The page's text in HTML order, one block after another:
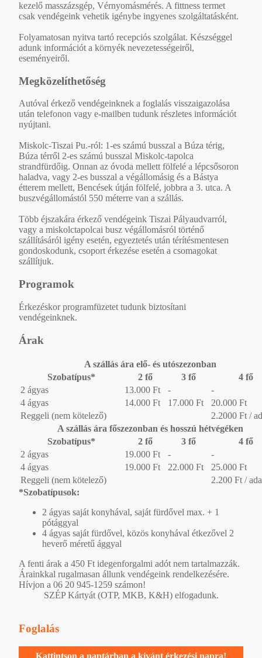
kezelő masszázsgép, Vérnyomásmérés. A fittness termet
csak vendégeink vehetik igénybe ingyenes szolgáltatásként.
Folyamatosan nyitva tartó recepciós szolgálat. Készséggel
adunk információt a környék nevezetességeiről,
eseményeiről.
Megközelíthetőség
Autóval érkező vendégeinknek a foglalás visszaigazolása
után telefonon vagy e-mailben tudunk részletes információt
nyújtani.
Miskolc-Tiszai Pu.-ról: 1-es számú busszal a Búza térig,
Búza térről 2-es számú busszal Miskolc-tapolca
strandfürdőig. Onnan az óvoda mellett fölfelé a lépcsősoron
haladva, vagy 2-es busszal a végállomásig és a Bástya
étterem mellett, Bencések útján fölfelé, jobbra a 3. utca. A
buszvégállomástól 550 méterre van a szállás.
Több éjszakára érkező vendégeink Tiszai Pályaudvarról,
vagy a miskolctapolcai busz végállomásról történő
szállításáról igény esetén, egyeztetés után térítésmentesen
gondoskodunk, csoport érkezése esetén a csomagokat
szállítjuk.
Programok
Érkezéskor programfüzetet tudunk biztosítani
vendégeinknek.
Árak
A szállás ára elő- és utószezonban
Szobatípus*
2 fő 3 fő
4 fő
2 ágyas
13.000 Ft -
-
4 ágyas
14.000 Ft 17.000 Ft
20.000 Ft
Reggeli (nem kötelező)
2.2000 Ft /
A szállás ára főszezonban és hosszú hétvégéken
Szobatípus*
2 fő 3 fő
4 fő
2 ágyas
19.000 Ft -
-
4 ágyas
19.000 Ft 22.000 Ft
25.000 Ft
Reggeli (nem kötelező)
2.200 Ft /
*Szobatípusok:
2 ágyas saját konyhával, saját fürdővel max. + 1
pótággyal
4 ágyas saját fürdővel, közös konyhával étkezővel 2
heverő méretű ággyal
A fenti árak a 450 Ft idegenforgalmi adót nem tartalmazzák.
Árainkkal rugalmasan állunk vendégeink rendelkezésére.
Hívjon a 06 20 945-1259 számon!
SZÉP Kártyát (OTP, MKB, K&H) elfogadunk.
Foglalás
Kattintson a naptárban a kívánt érkezési napra!